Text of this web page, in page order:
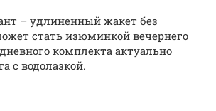
– удлиненный жакет без
стать изюминкой вечернего
комплекта актуально
с водолазкой.